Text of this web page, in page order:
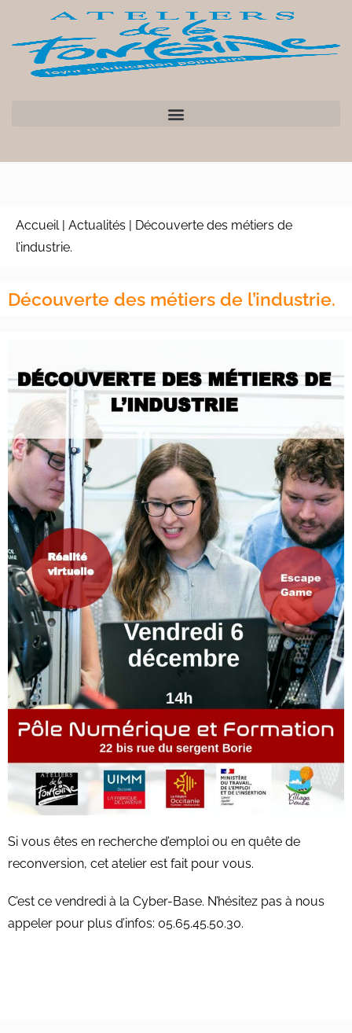
Accueil| Actualités | Découverte des métiers de
l’industrie.
Découverte des métiers de l’industrie.
Si vous êtes en recherche d’emploi ou en quête de
reconversion, cet atelier est fait pour vous.
C’est ce vendredi à la Cyber-Base. N’hésitez pas à nous
appeler pour plus d’infos: 05.65.45.50.30.